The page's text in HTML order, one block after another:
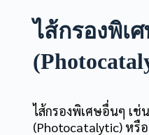
ไส้กรองพิเ
ไส้กรองพิเศษอื่นๆ เช่
(Photocatalytic) หรื